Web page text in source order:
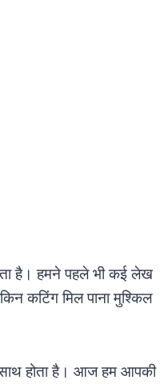
है। हमने पहले भी कई लेख
कटिंग मिल पाना मुश्किल
साथ होता है। आज हम आपकी